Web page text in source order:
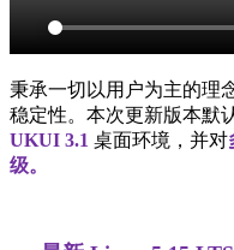
秉承一切以用户为主的理
稳定性。本次更新版本默
UKUI 3.1 桌面环境，并对
级。